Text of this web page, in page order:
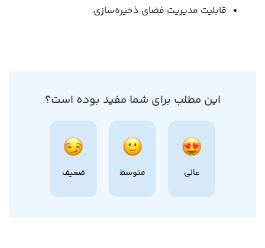
قابلیت مدیریت فضای ذخیره‌سازی
این مطلب برای شما مفید بوده است؟
عالی متوسط ضعیف